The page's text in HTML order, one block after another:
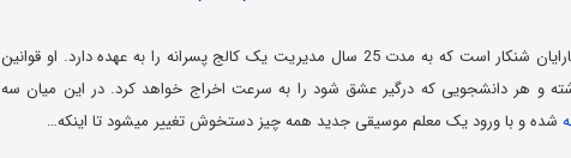
داستان فیلم در مورد فردی به نام نارایان شنکار است که به مدت 25 سال مدیریت یک کالج پسرانه را به عهده دارد. او قوانین
و هر دانشجویی که درگیر عشق شود را به سرعت اخراج خواهد کرد. در این میان سه
شده و با ورود یک معلم موسیقی جدید همه چیز دستخوش تغییر میشود تا اینکه…